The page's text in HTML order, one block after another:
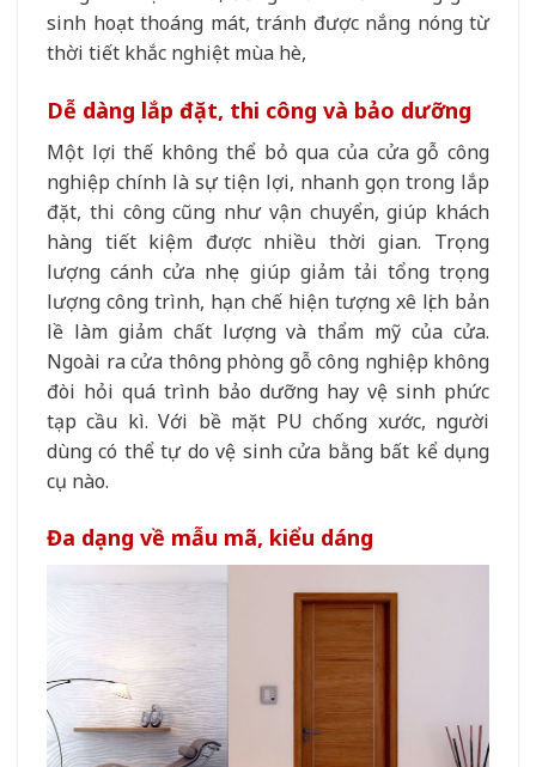
sinh hoạt thoáng mát, tránh được nắng nóng từ
thời tiết khắc nghiệt mùa hè,
Dễ dàng lắp đặt, thi công và bảo dưỡng
Một lợi thế không thể bỏ qua của cửa gỗ công
nghiệp chính là sự tiện lợi, nhanh gọn trong lắp
đặt, thi công cũng như vận chuyển, giúp khách
hàng tiết kiệm được nhiều thời gian. Trọng
lượng cánh cửa nhẹ giúp giảm tải tổng trọng
lượng công trình, hạn chế hiện tượng xê lịch bản
lề làm giảm chất lượng và thẩm mỹ của cửa.
Ngoài ra cửa thông phòng gỗ công nghiệp không
đòi hỏi quá trình bảo dưỡng hay vệ sinh phức
tạp cầu kì. Với bề mặt PU chống xước, người
dùng có thể tự do vệ sinh cửa bằng bất kể dụng
cụ nào.
Đa dạng về mẫu mã, kiểu dáng